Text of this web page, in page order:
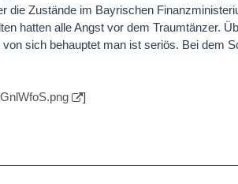
die Zustände im Bayrischen
hatten alle Angst vor dem Traumtänzer.
sich behauptet man ist seriös. Bei dem
]